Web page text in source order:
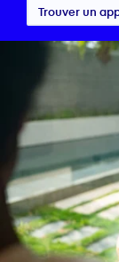
Trouver un